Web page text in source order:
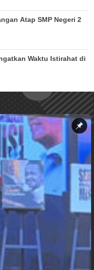
Atap SMP Negeri 2
Waktu Istirahat di